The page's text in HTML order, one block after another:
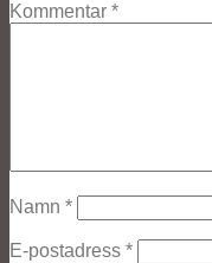
Kommentar *
Namn *
E-postadress *